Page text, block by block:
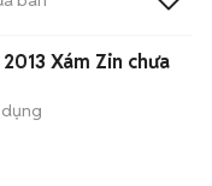
Xám Zin chưa